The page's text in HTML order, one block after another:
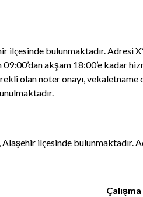
ilçesinde bulunmaktadır. Adresi
09:00’dan akşam 18:00’e kadar
olan noter onayı, vekaletname
ilçesinde bulunmaktadır.